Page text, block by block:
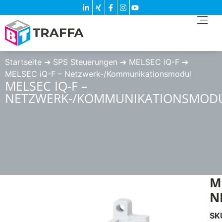
Startseite ➔ SPS Steuerungen ➔ MELSEC iQ-F ➔
MELSEC iQ-F – Netzwerk-/Kommunikationsmodul
MELSEC IQ-F –
NETZWERK-/